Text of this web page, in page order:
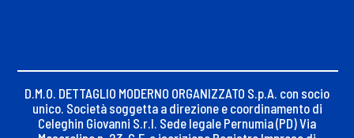
D.M.O. DETTAGLIO MODERNO ORGANIZZATO S.p.A. con socio
unico. Società soggetta a direzione e coordinamento di
Celeghin Giovanni S.r.l. Sede legale Pernumia (PD) Via